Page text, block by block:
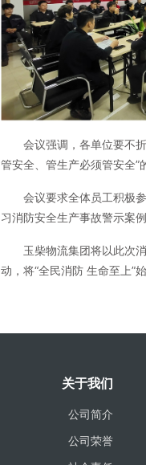
会议强调，各单位要不
管安全、管生产必须管安全”
会议要求全体员工积极
习消防安全生产事故警示案
玉柴物流集团将以此次
动，将“全民消防 生命至上”
关于我们
公司简介
公司荣誉